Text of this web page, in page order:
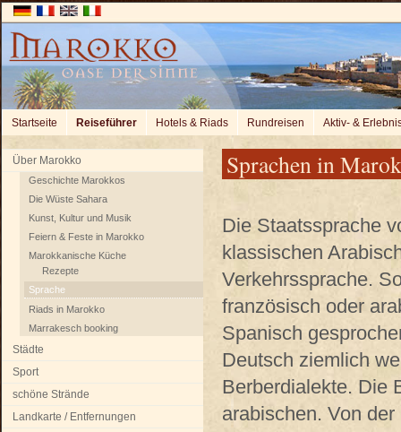
Startseite Reiseführer Hotels & Riads Rundreisen Aktiv- &
Über Marokko
Geschichte Marokkos
Die Wüste Sahara
Kunst, Kultur und Musik
Feiern & Feste in Marokko
Marokkanische Küche
Rezepte
Sprache
Riads in Marokko
Marrakesch booking
Städte
Sport
schöne Strände
Landkarte / Entfernungen
Sprachen in
Die Staatssprache
klassischen
Verkehrssprache.
französisch oder
Spanisch
Deutsch ziemlich
Berberdialekte. Die
arabischen. Von